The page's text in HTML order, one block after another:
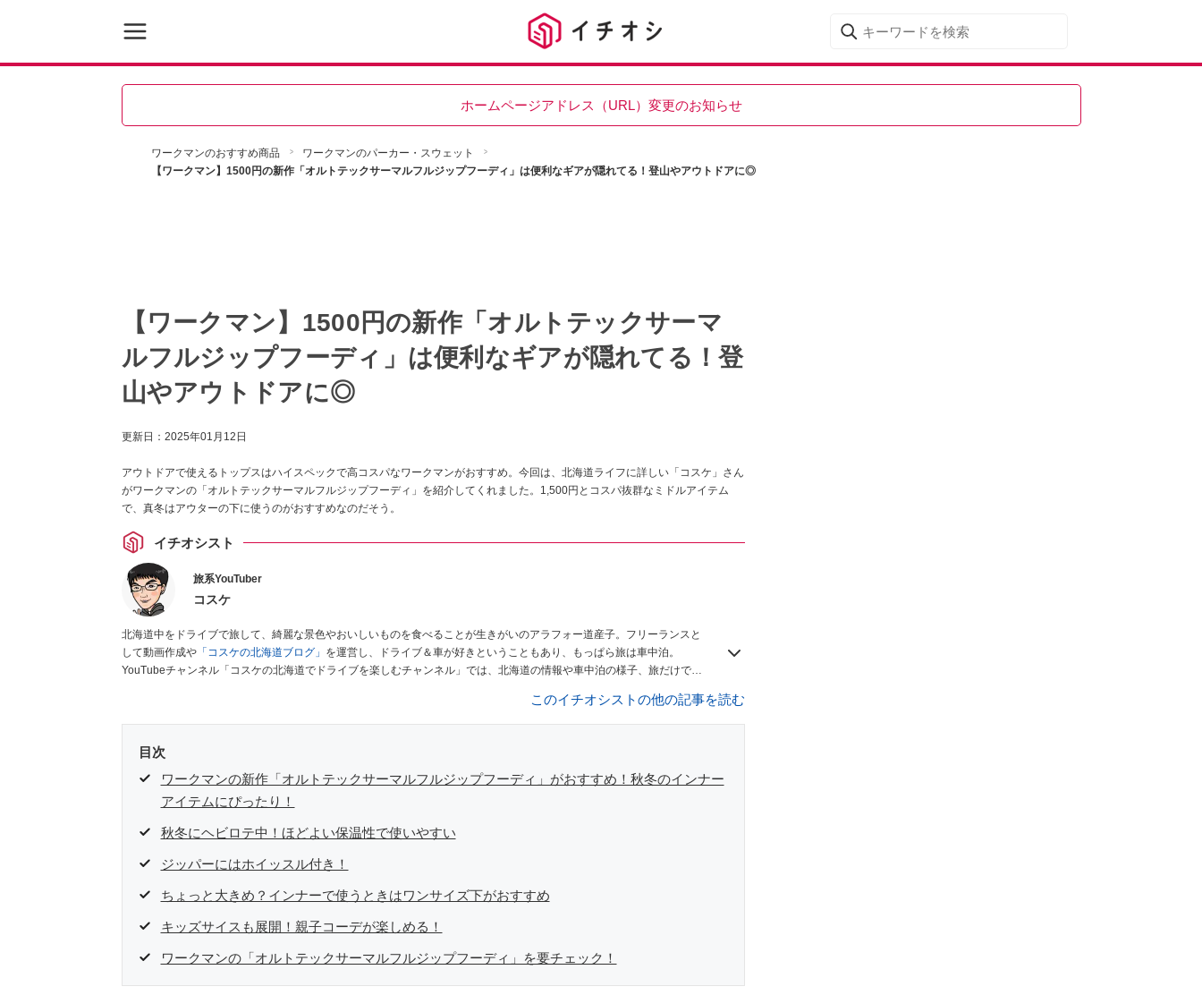
ホームページアドレス（URL）変更のお知らせ
ワークマンのおすすめ商品
ワークマンのパーカー・スウェット
【ワークマン】1500円の新作「オルトテックサーマルフルジップフーディ」は便利なギアが隠れてる！登山やアウトドアに◎
【ワークマン】1500円の新作「オルトテックサーマ
ルフルジップフーディ」は便利なギアが隠れてる！登
山やアウトドアに◎
更新日： 2025年01月12日
アウトドアで使えるトップスはハイスペックで高コスパなワークマンがおすすめ。今回は、北海道ライフに詳しい「コスケ」さん
がワークマンの「オルトテックサーマルフルジップフーディ」を紹介してくれました。1,500円とコスパ抜群なミドルアイテム
で、真冬はアウターの下に使うのがおすすめなのだそう。
イチオシスト
旅系YouTuber
コスケ
北海道中をドライブで旅して、綺麗な景色やおいしいものを食べることが生きがいのアラフォー道産子。フリーランスと
して動画作成や「コスケの北海道ブログ」 を運営し、ドライブ＆車が好きということもあり、もっぱら旅は車中泊。
YouTubeチャンネル「コスケの北海道でドライブを楽しむチャンネル」では、北海道の情報や車中泊の様子、旅だけでは
このイチオシストの他の記事を読む
目次
ワークマンの新作「オルトテックサーマルフルジップフーディ」がおすすめ！秋冬のインナー
アイテムにぴったり！
秋冬にヘビロテ中！ほどよい保温性で使いやすい
ジッパーにはホイッスル付き！
ちょっと大きめ？インナーで使うときはワンサイズ下がおすすめ
キッズサイスも展開！親子コーデが楽しめる！
ワークマンの「オルトテックサーマルフルジップフーディ」を要チェック！